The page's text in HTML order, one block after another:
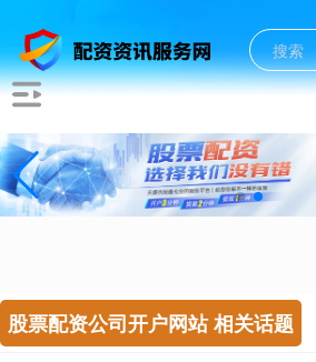
股票配资公司开户网站 相关话题